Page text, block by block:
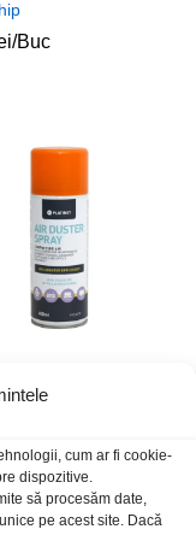
cum ar fi cookie-
dispozitive.
să procesăm date,
pe acest site. Dacă
/Buc
comprimat 400ml